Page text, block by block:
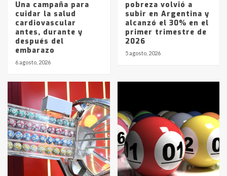
Una campaña para
cuidar la salud
cardiovascular
antes, durante y
después del
embarazo
6 agosto, 2026
pobreza volvió a
subir en Argentina y
alcanzó el 30% en el
primer trimestre de
2026
5 agosto, 2026